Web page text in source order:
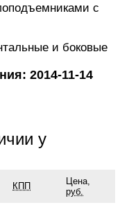
с
и боковые
2014-11-14
у
КПП
Цена,
руб.